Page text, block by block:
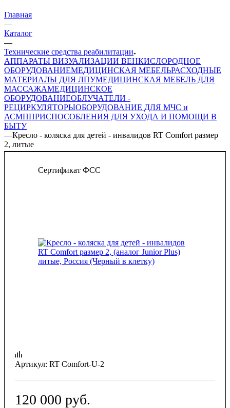
Главная
—
Каталог
—
Технические средства реабилитации
АППАРАТЫ ВИЗУАЛИЗАЦИИ ВЕНКИСЛОРОДНОЕ
ОБОРУДОВАНИЕМЕДИЦИНСКАЯ МЕБЕЛЬРАСХОДНЫЕ
МАТЕРИАЛЫ ДЛЯ ЛПУМЕДИЦИНСКАЯ МЕБЕЛЬ ДЛЯ
МАССАЖАМЕДИЦИНСКОЕ
ОБОРУДОВАНИЕОБЛУЧАТЕЛИ -
РЕЦИРКУЛЯТОРЫОБОРУДОВАНИЕ ДЛЯ МЧС и
АСМППРИСПОСОБЛЕНИЯ ДЛЯ УХОДА И ПОМОЩИ В
БЫТУ
—Кресло - коляска для детей - инвалидов RT Comfort размер
2, литые
Сертификат ФСС
Артикул: RT Comfort-U-2
120 000 руб.